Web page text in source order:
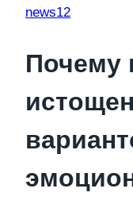
news12
Почему